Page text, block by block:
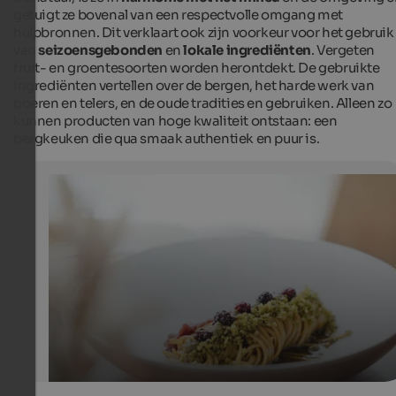
Space & Restaurant at Kronplatz
getuigt ze bovenal van een respectvolle omgang met
hulpbronnen. Dit verklaart ook zijn voorkeur voor het gebruik
vanseizoensgebonden enlokale ingrediënten. Vergeten
fruit- en groentesoorten worden herontdekt. De gebruikte
ingrediënten vertellen over de bergen, het harde werk van
boeren en telers, en de oude tradities en gebruiken. Alleen zo
kunnen producten van hoge kwaliteit ontstaan: een
bergkeuken die qua smaak authentiek en puur is.